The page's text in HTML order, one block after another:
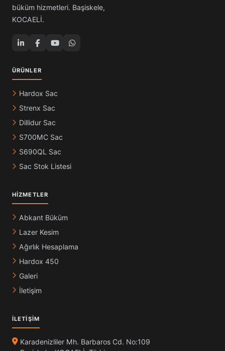
büküm hizmetleri. Başiskele,
KOCAELİ.
ÜRÜNLER
Hardox Sac
Strenx Sac
Dillidur Sac
S700MC Sac
S690QL Sac
Sac Stok Listesi
HIZMETLER
Abkant Büküm
Lazer Kesim
Ağırlık Hesaplama
Hardox 450
Galeri
İletişim
İLETIŞIM
Karadenizliler Mh. Barbaros Cd. No:109